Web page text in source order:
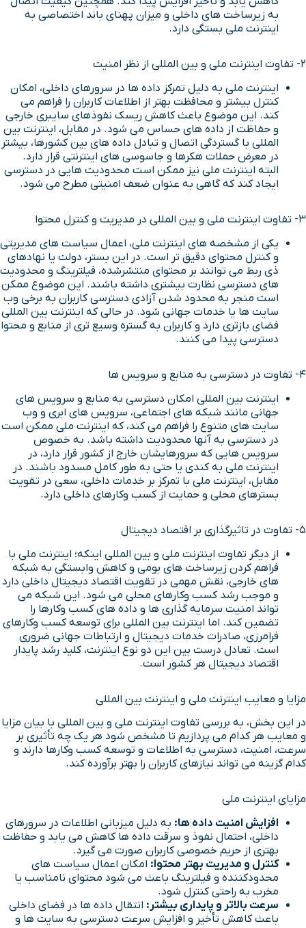
به زیرساخت های داخلی و میزان پهنای باند اختصاصی به
اینترنت ملی بستگی دارد.
2- تفاوت اینترنت ملی و بین المللی از نظر امنیت
اینترنت ملی به دلیل تمرکز داده ها در سرورهای داخلی، امکان
کنترل بیشتر و محافظت بهتر از اطلاعات کاربران را فراهم می
کند. این موضوع باعث کاهش ریسک نفوذهای سایبری خارجی
و حفاظت از داده های حساس می شود. در مقابل، اینترنت بین
المللی با گستردگی اتصال و تبادل داده های بین کشورها، بیشتر
در معرض حملات هکرها و جاسوسی های اینترنتی قرار دارد.
البته اینترنت ملی نیز ممکن است محدودیت هایی در دسترسی
ایجاد کند که گاهی به عنوان ضعف امنیتی مطرح می شود.
3- تفاوت اینترنت ملی و بین المللی در مدیریت و کنترل محتوا
یکی از مشخصه های اینترنت ملی، اعمال سیاست های مدیریتی
و کنترل محتوای دقیق تر است. در این بستر، دولت یا نهادهای
ذی ربط می توانند بر محتوای منتشرشده، فیلترینگ و محدودیت
های دسترسی نظارت بیشتری داشته باشند. این موضوع ممکن
است منجر به محدود شدن آزادی دسترسی کاربران به برخی وب
سایت ها یا خدمات جهانی شود. در حالی که اینترنت بین المللی
فضای بازتری دارد و کاربران به گستره وسیع تری از منابع و محتوا
دسترسی پیدا می کنند.
4- تفاوت در دسترسی به منابع و سرویس ها
اینترنت بین المللی امکان دسترسی به منابع و سرویس های
جهانی مانند شبکه های اجتماعی، سرویس های ابری و وب
سایت های متنوع را فراهم می کند، که اینترنت ملی ممکن است
در دسترسی به آنها محدودیت داشته باشد. به خصوص
سرویس هایی که سرورهایشان خارج از کشور قرار دارد، در
اینترنت ملی به کندی یا حتی به طور کامل مسدود باشند. در
مقابل، اینترنت ملی با تمرکز بر خدمات داخلی، سعی در تقویت
بسترهای محلی و حمایت از کسب وکارهای داخلی دارد.
5- تفاوت در تاثیرگذاری بر اقتصاد دیجیتال
از دیگر تفاوت اینترنت ملی و بین المللی اینکه؛ اینترنت ملی با
فراهم کردن زیرساخت های بومی و کاهش وابستگی به شبکه
های خارجی، نقش مهمی در تقویت اقتصاد دیجیتال داخلی دارد
و موجب رشد کسب وکارهای محلی می شود. این شبکه می
تواند امنیت سرمایه گذاری ها و داده های کسب وکارها را
تضمین کند. اما اینترنت بین المللی برای توسعه کسب وکارهای
فرامرزی، صادرات خدمات دیجیتال و ارتباطات جهانی ضروری
است. تعادل درست بین این دو نوع اینترنت، کلید رشد پایدار
اقتصاد دیجیتال هر کشور است.
مزایا و معایب اینترنت ملی و اینترنت بین المللی
در این بخش، به بررسی تفاوت اینترنت ملی و بین المللی با بیان مزایا
و معایب هر کدام می پردازیم تا مشخص شود هر یک چه تأثیری بر
سرعت، امنیت، دسترسی به اطلاعات و توسعه کسب وکارها دارند و
کدام گزینه می تواند نیازهای کاربران را بهتر برآورده کند.
مزایای اینترنت ملی
افزایش امنیت داده ها: به دلیل میزبانی اطلاعات در سرورهای
داخلی، احتمال نفوذ و سرقت داده ها کاهش می یابد و حفاظت
بهتری از حریم خصوصی کاربران صورت می گیرد.
کنترل و مدیریت بهتر محتوا: امکان اعمال سیاست های
محدودکننده و فیلترینگ باعث می شود محتوای نامناسب یا
مخرب به راحتی کنترل شود.
سرعت بالاتر و پایداری بیشتر: انتقال داده ها در فضای داخلی
باعث کاهش تأخیر و افزایش سرعت دسترسی به سایت ها و